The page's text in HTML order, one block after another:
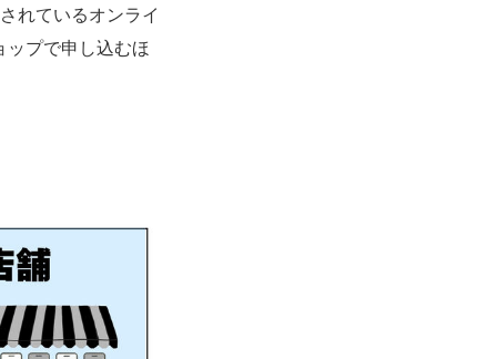
れているオンライ
ップで申し込むほ